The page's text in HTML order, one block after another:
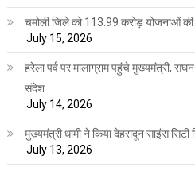
चमोली जिले को 113.99 करोड़ योजनाओं की
July 15, 2026
हरेला पर्व पर मालाग्राम पहुंचे मुख्यमंत्री,
संदेश
July 14, 2026
मुख्यमंत्री धामी ने किया देहरादून साइंस सिटी
July 13, 2026